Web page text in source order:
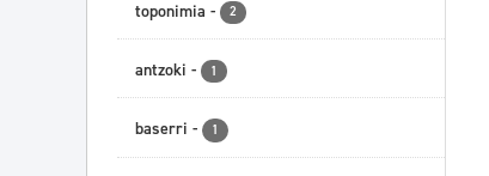
toponimia - 2
antzoki - 1
baserri - 1